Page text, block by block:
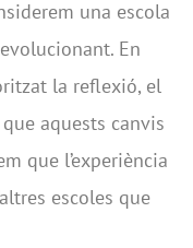
una escola
En
la reflexió, el
aquests canvis
que l’experiència
escoles que